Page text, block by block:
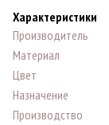
Характеристики
Производитель
Материал
Цвет
Назначение
Производство